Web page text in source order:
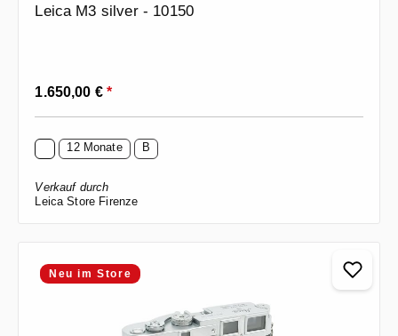
Leica M3 silver - 10150
Regulärer Preis:
1.650,00 €*
12 Monate B
Verkauf durch
Leica Store Firenze
Neu im Store